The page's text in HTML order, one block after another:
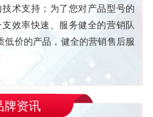
术支持；为了您对产品型号的
效率快速、服务健全的营销队
低价的产品，健全的营销售后服
牌资讯